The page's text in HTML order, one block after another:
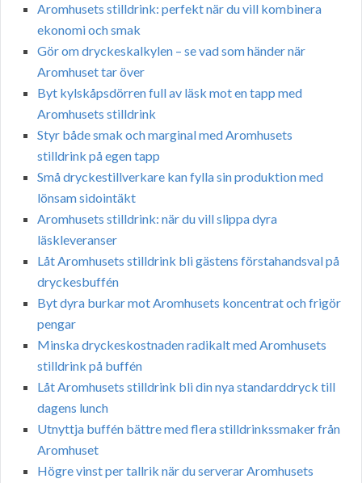
Aromhusets stilldrink: perfekt när du vill kombinera
ekonomi och smak
Gör om dryckeskalkylen – se vad som händer när
Aromhuset tar över
Byt kylskåpsdörren full av läsk mot en tapp med
Aromhusets stilldrink
Styr både smak och marginal med Aromhusets
stilldrink på egen tapp
Små dryckestillverkare kan fylla sin produktion med
lönsam sidointäkt
Aromhusets stilldrink: när du vill slippa dyra
läskleveranser
Låt Aromhusets stilldrink bli gästens förstahandsval på
dryckesbuffén
Byt dyra burkar mot Aromhusets koncentrat och frigör
pengar
Minska dryckeskostnaden radikalt med Aromhusets
stilldrink på buffén
Låt Aromhusets stilldrink bli din nya standarddryck till
dagens lunch
Utnyttja buffén bättre med flera stilldrinkssmaker från
Aromhuset
Högre vinst per tallrik när du serverar Aromhusets